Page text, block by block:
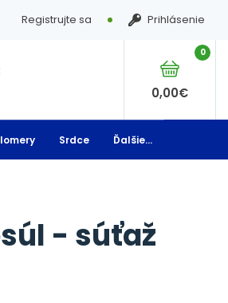
Registrujte sa Prihlásenie
0
0,00€
Srdce Ďalšie...
- súťaž